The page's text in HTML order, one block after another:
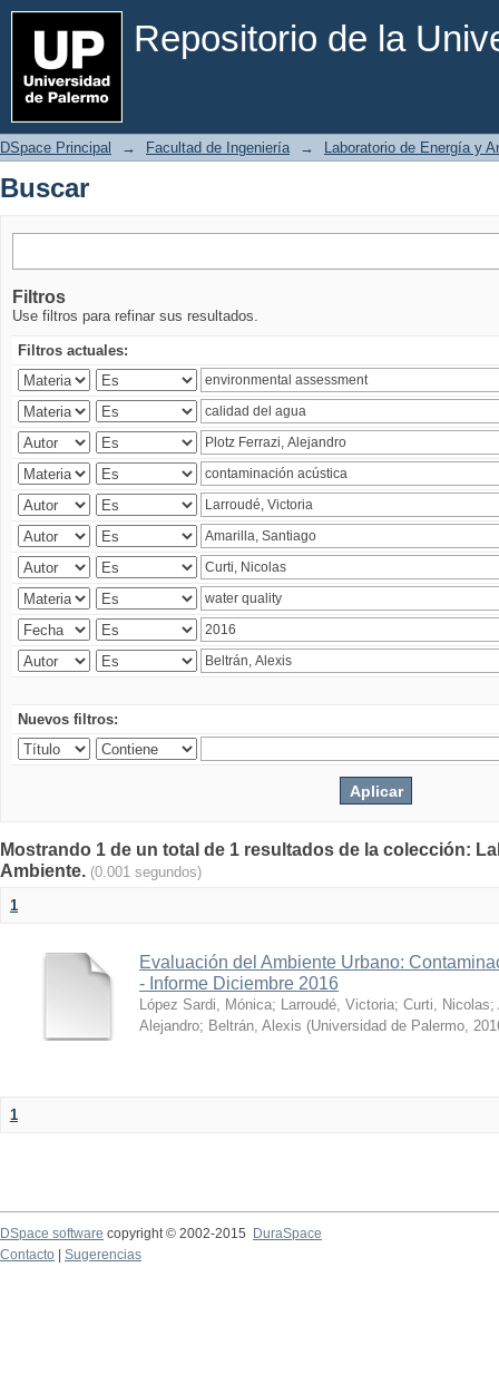
Repositorio de la
Buscar
DSpace Principal → Facultad de Ingeniería → Laboratorio de Energía y
Buscar
Filtros
Use filtros para refinar sus resultados.
Filtros actuales:
Nuevos filtros:
Mostrando 1 de un total de 1 resultados de la colección:
Ambiente. (0.001 segundos)
1
Evaluación del Ambiente Urbano:
- Informe Diciembre 2016
López Sardi, Mónica; Larroudé, Victoria; Curti, Nicolas;
Alejandro; Beltrán, Alexis (Universidad de Palermo,
1
DSpace software copyright © 2002-2015
DuraSpace
Contacto
Sugerencias